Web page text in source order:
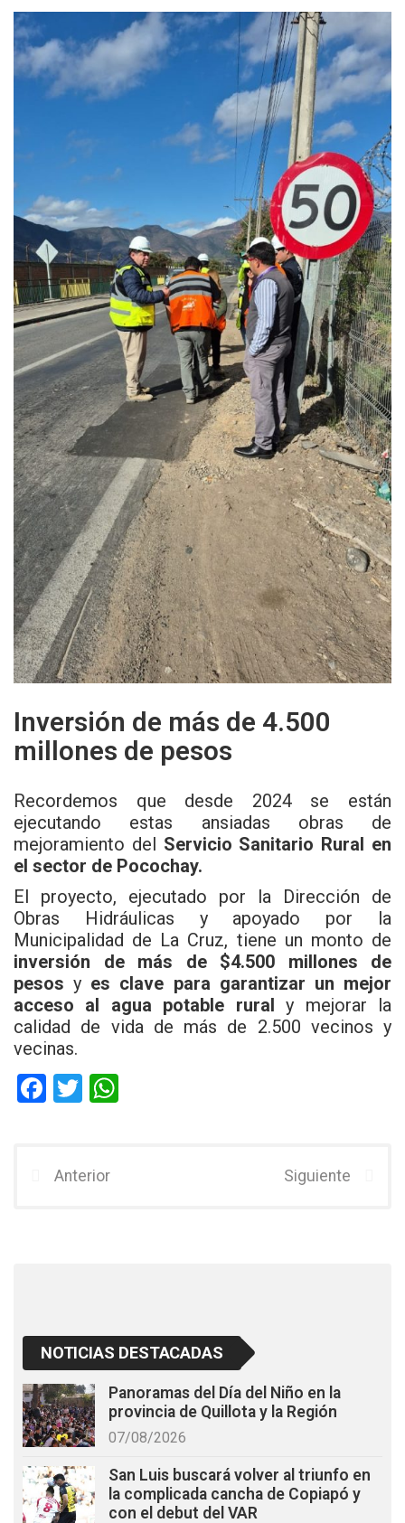
Inversión de más de 4.500
millones de pesos
Recordemos que desde 2024 se están
ejecutando estas ansiadas obras de
mejoramiento del Servicio Sanitario Rural en
el sector de Pocochay.
El proyecto, ejecutado por la Dirección de
Obras Hidráulicas y apoyado por la
Municipalidad de La Cruz, tiene un monto de
inversión de más de $4.500 millones de
pesos y es clave para garantizar un mejor
acceso al agua potable rural y mejorar la
calidad de vida de más de 2.500 vecinos y
vecinas.
F
b
T
er
Anterior Siguiente
NOTICIAS DESTACADAS
Panoramas del Día del Niño en la
provincia de Quillota y la Región
07/08/2026
San Luis buscará volver al triunfo en
la complicada cancha de Copiapó y
con el debut del VAR